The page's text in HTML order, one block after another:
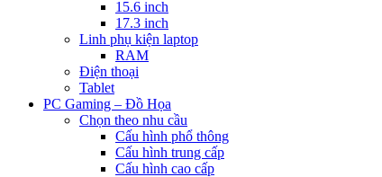
15.6 inch
17.3 inch
Linh phụ kiện laptop
RAM
Điện thoại
Tablet
PC Gaming – Đồ Họa
Chọn theo nhu cầu
Cấu hình phổ thông
Cấu hình trung cấp
Cấu hình cao cấp